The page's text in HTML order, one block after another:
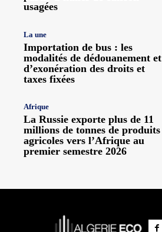
usagées
La une
Importation de bus : les
modalités de dédouanement et
d’exonération des droits et
taxes fixées
Afrique
La Russie exporte plus de 11
millions de tonnes de produits
agricoles vers l’Afrique au
premier semestre 2026